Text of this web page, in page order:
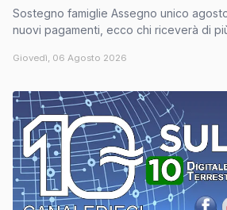
Sostegno famiglie Assegno unico
nuovi pagamenti, ecco chi riceverà di
Giovedì, 06 Agosto 2026